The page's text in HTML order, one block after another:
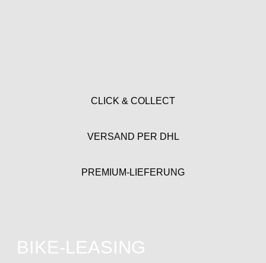
CLICK & COLLECT
VERSAND PER DHL
PREMIUM-LIEFERUNG
BIKE-LEASING